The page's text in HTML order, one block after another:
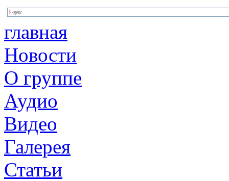
главная
Новости
О группе
Аудио
Видео
Галерея
Статьи